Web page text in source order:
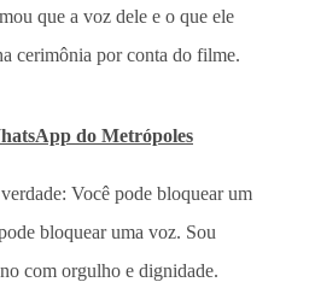
que a voz dele e o que ele
cerimônia por conta do filme.
do Metrópoles
Você pode bloquear um
bloquear uma voz. Sou
com orgulho e dignidade.